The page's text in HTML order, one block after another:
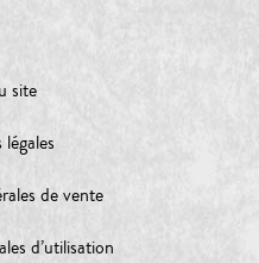
site
de vente
d’utilisation